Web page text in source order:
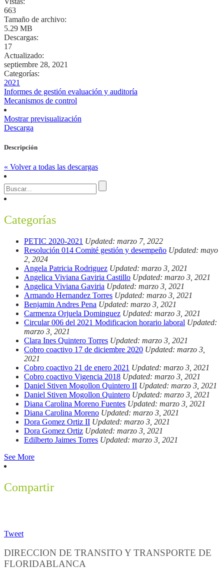
663
Tamaño de archivo:
5.29 MB
Descargas:
17
Actualizado:
septiembre 28, 2021
Categorías:
2021
Informes de gestión evaluación y auditoría
Mecanismos de control
Mostrar previsualización
Descarga
Descripción
« Volver a todas las descargas
Categorías
PETIC 2020-2021 Updated: marzo 7, 2022
Resolución 014 Comité gestión y desempeño Updated: mayo
2, 2024
Angela Patricia Rodriguez Updated: marzo 3, 2021
Angelica Viviana Gaviria Castillo Updated: marzo 3, 2021
Angelica Viviana Gaviria Updated: marzo 3, 2021
Armando Hernandez Torres Updated: marzo 3, 2021
Benjamin Andres Pena Updated: marzo 3, 2021
Carmenza Orjuela Dominguez Updated: marzo 3, 2021
Circular 006 del 2021 Modificacion horario laboral Updated:
marzo 3, 2021
Clara Ines Quintero Torres Updated: marzo 3, 2021
Cobro coactivo 17 de diciembre 2020 Updated: marzo 3,
2021
Cobro coactivo 21 de enero 2021 Updated: marzo 3, 2021
Cobro coactivo Vigencia 2018 Updated: marzo 3, 2021
Daniel Stiven Mogollon Quintero II Updated: marzo 3, 2021
Daniel Stiven Mogollon Quintero Updated: marzo 3, 2021
Diana Carolina Moreno Fuentes Updated: marzo 3, 2021
Diana Carolina Moreno Updated: marzo 3, 2021
Dora Gomez Ortiz II Updated: marzo 3, 2021
Dora Gomez Ortiz Updated: marzo 3, 2021
Edilberto Jaimes Torres Updated: marzo 3, 2021
See More
Compartir
Tweet
DIRECCION DE TRANSITO Y TRANSPORTE DE
FLORIDABLANCA